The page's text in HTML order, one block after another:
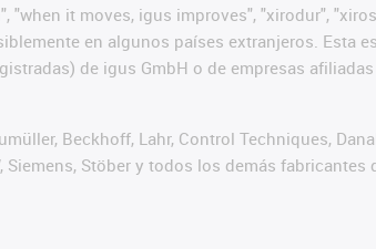
it moves, igus improves", "xirodur",
en algunos países extranjeros. Esta
de igus GmbH o de empresas
Beckhoff, Lahr, Control Techniques,
Siemens, Stöber y todos los demás